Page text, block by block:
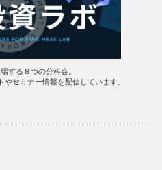
する８つの分科会。
セミナー情報を配信しています。